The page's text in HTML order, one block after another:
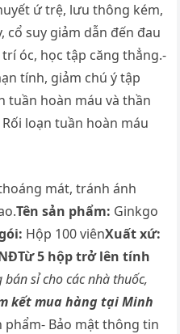
ứ trệ, lưu thông kém,
cổ suy giảm dẫn đến đau
óc, học tập căng thẳng.-
tính, giảm chú ý tập
tuần hoàn máu và thần
loạn tuần hoàn máu
mát, tránh ánh
Tên sản phẩm: Ginkgo
Hộp 100 viênXuất xứ:
Từ 5 hộp trở lên tính
sỉ cho các nhà thuốc,
kết mua hàng tại Minh
phẩm- Bảo mật thông tin